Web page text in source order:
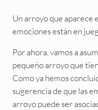
Un arroyo que aparece
emociones están en
Por ahora, vamos a
pequeño arroyo que
Como ya hemos
sugerencia de que las
arroyo puede ser